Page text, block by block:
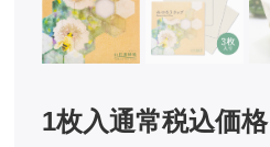
1枚入通常税込価格